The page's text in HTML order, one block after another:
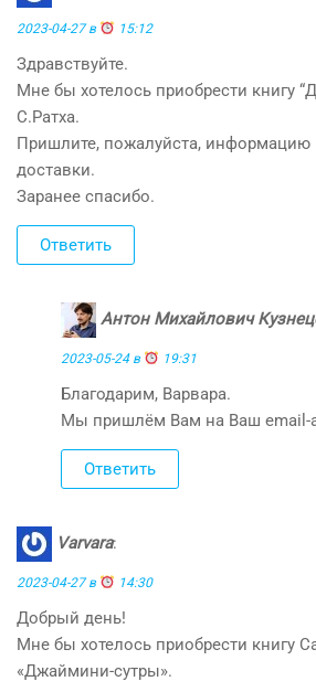
2023-04-27 в 15:12
Здравствуйте.
Мне бы хотелось приобрести книгу
С.Ратха.
Пришлите, пожалуйста, информацию
доставки.
Заранее спасибо.
Ответить
Антон Михайлович
2023-05-24 в 19:31
Благодарим, Варвара.
Мы пришлём Вам на Ваш email-
Ответить
Varvara:
2023-04-27 в 14:30
Добрый день!
Мне бы хотелось приобрести книгу
«Джаймини-сутры».